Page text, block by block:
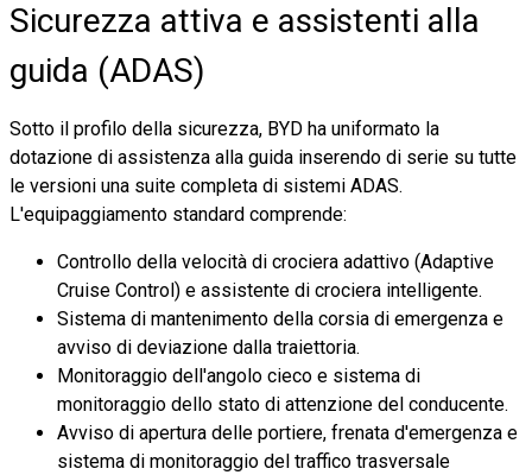
Sicurezza attiva e assistenti alla
guida (ADAS)
Sotto il profilo della sicurezza, BYD ha uniformato la
dotazione di assistenza alla guida inserendo di serie su tutte
le versioni una suite completa di sistemi ADAS.
L'equipaggiamento standard comprende:
Controllo della velocità di crociera adattivo (Adaptive
Cruise Control) e assistente di crociera intelligente.
Sistema di mantenimento della corsia di emergenza e
avviso di deviazione dalla traiettoria.
Monitoraggio dell'angolo cieco e sistema di
monitoraggio dello stato di attenzione del conducente.
Avviso di apertura delle portiere, frenata d'emergenza e
sistema di monitoraggio del traffico trasversale